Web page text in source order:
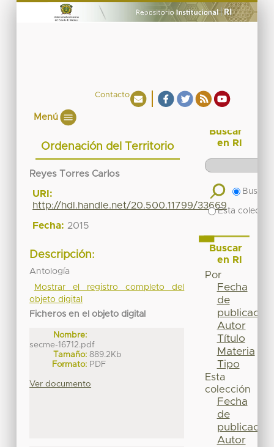
Contacto
Menú
Ordenación del Territorio
Reyes Torres Carlos
URI:
http://hdl.handle.net/20.500.11799/33669
Fecha: 2015
Descripción:
Antología
Mostrar el registro completo del
objeto digital
Ficheros en el objeto digital
Nombre:
secme-16712.pdf
Tamaño: 889.2Kb
Formato: PDF
Ver documento
Buscar
en RI
Buscar
Esta
Buscar
en RI
Por
Fecha
de
publicación
Autor
Título
Materia
Tipo
Esta
colección
Fecha
de
publicación
Autor